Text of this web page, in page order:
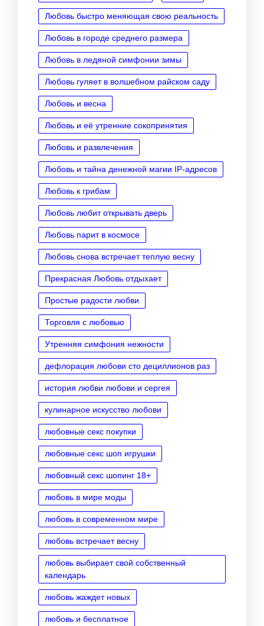
Любовь быстро меняющая свою реальность
Любовь в городе среднего размера
Любовь в ледяной симфонии зимы
Любовь гуляет в волшебном райском саду
Любовь и весна
Любовь и её утренние сокопринятия
Любовь и развлечения
Любовь и тайна денежной магии IP‑адресов
Любовь к грибам
Любовь любит открывать дверь
Любовь парит в космосе
Любовь снова встречает теплую весну
Прекрасная Любовь отдыхает
Простые радости любви
Торговля с любовью
Утренняя симфония нежности
дефлорация любови сто дециллионов раз
история любви любови и сергея
кулинарное искусство любови
любовные секс покупки
любовные секс шоп игрушки
любовный секс шопинг 18+
любовь в мире моды
любовь в современном мире
любовь встречает весну
любовь выбирает свой собственный
календарь
любовь жаждет новых
любовь и бесплатное